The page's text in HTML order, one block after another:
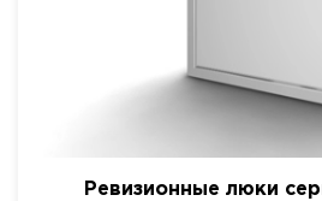
Ревизионные люки